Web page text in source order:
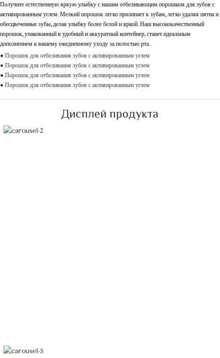
Получите естественную яркую улыбку с нашим отбеливающим порошком для зубов с
активированным углем. Мелкий порошок легко прилипает к зубам, легко удаляя пятна и
обесцвеченные зубы, делая улыбку более белой и яркой. Наш высококачественный
порошок, упакованный в удобный и аккуратный контейнер, станет идеальным
дополнением к вашему ежедневному уходу за полостью рта.
● Порошок для отбеливания зубов с активированным углем
● Порошок для отбеливания зубов с активированным углем
● Порошок для отбеливания зубов с активированным углем
● Порошок для отбеливания зубов с активированным углем
Дисплей продукта